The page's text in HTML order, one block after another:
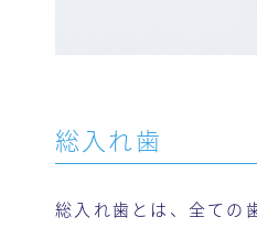
総入れ歯
総入れ歯とは、全ての